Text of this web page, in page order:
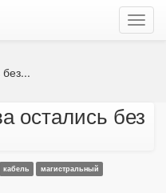
остались без
кабель
магистральный